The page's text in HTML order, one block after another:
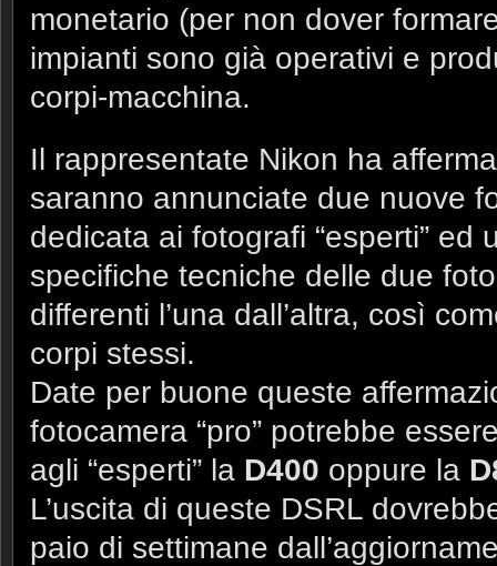
monetario (per non dover
impianti sono già operativi e
corpi-macchina.
Il rappresentate Nikon ha
saranno annunciate due nuove
dedicata ai fotografi “esperti” ed
specifiche tecniche delle due
differenti l’una dall’altra, così
corpi stessi.
Date per buone queste
fotocamera “pro” potrebbe
agli “esperti” la D400 oppure la
L’uscita di queste DSRL
paio di settimane